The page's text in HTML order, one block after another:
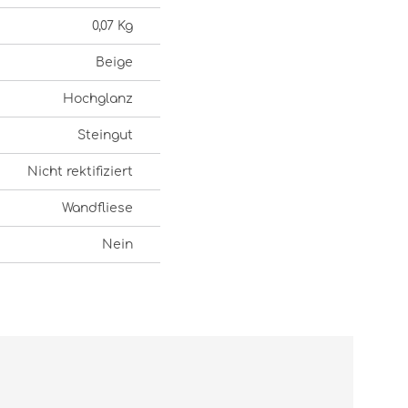
0,07 Kg
Beige
Hochglanz
Steingut
Nicht rektifiziert
Wandfliese
Nein